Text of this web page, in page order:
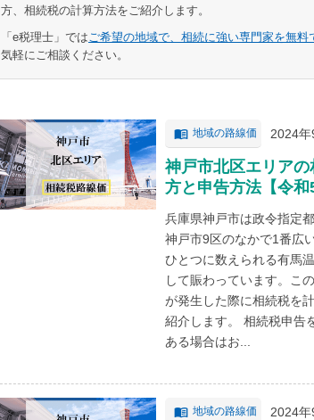
方、相続税の計算方法をご紹介します。
「e税理士」ではご希望の地域で、相続に強い専門家を無料
気軽にご相談ください。
地域の路線価 2024年
神戸市北区エリア
方と申告方法【令和
兵庫県神戸市は政令指定
神戸市9区のなかで1番広
ひとつに数えられる有馬
して賑わっています。こ
が発生した際に相続税を
紹介します。 相続税申告
ある場合はお...
地域の路線価 2024年